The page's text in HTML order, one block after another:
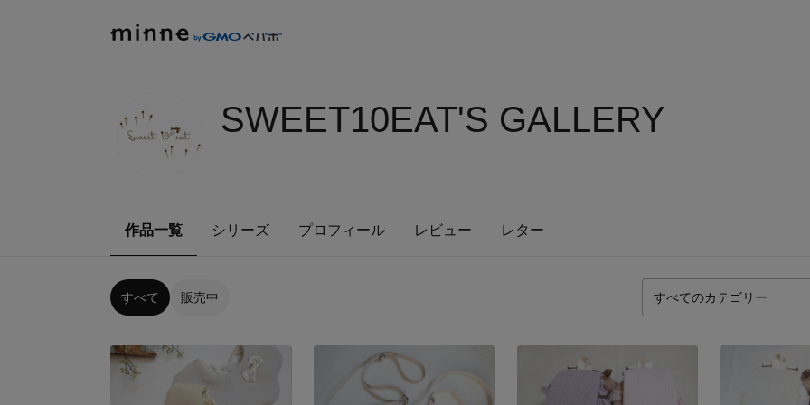
SWEET10EAT'S GALLERY
作品一覧 シリーズ プロフィール レビュー レター
すべて 販売中